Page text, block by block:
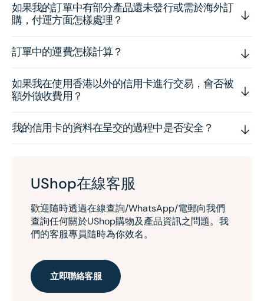
如果我的訂單中有部分產品還未發行或需於海外訂
購，付運方面怎樣處理？
訂單中的運費怎樣計算？
如果我在使用香港以外的信用卡進行交易，會否被
額外徵收費用？
我的信用卡的資料在呈交的過程中是否安全？
UShop在線客服
歡迎隨時透過在線查詢/WhatsApp/電郵向我們
查詢任何關於UShop購物及產品資訊之問題。我
們的客服專員隨時為你效名。
立即聯絡客服